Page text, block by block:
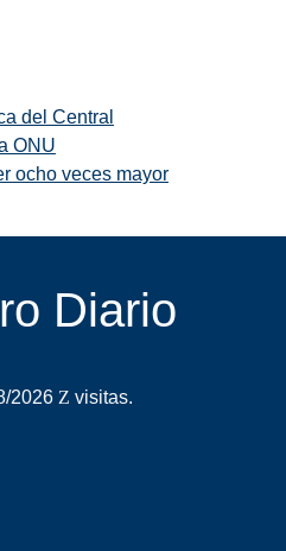
del Central
ONU
ocho veces mayor
Diario
2026 visitas.